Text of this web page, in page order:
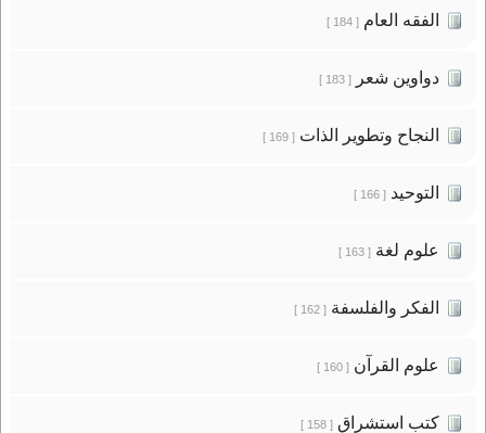
الفقه العام[ 184 ]
دواوين شعر[ 183 ]
النجاح وتطوير الذات[ 169 ]
التوحيد[ 166 ]
علوم لغة[ 163 ]
الفكر والفلسفة[ 162 ]
علوم القرآن[ 160 ]
كتب استشراق[ 158 ]